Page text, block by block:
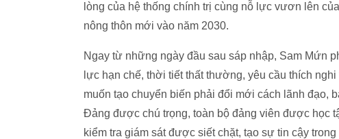
lòng của hệ thống chính trị cùng nỗ lực vươn lên
nông thôn mới vào năm 2030.
Ngay từ những ngày đầu sau sáp nhập, Sam Mứn
lực hạn chế, thời tiết thất thường, yêu cầu thích
muốn tạo chuyển biến phải đổi mới cách lãnh đạo,
Đảng được chú trọng, toàn bộ đảng viên được học
kiểm tra giám sát được siết chặt, tạo sự tin cậy trong